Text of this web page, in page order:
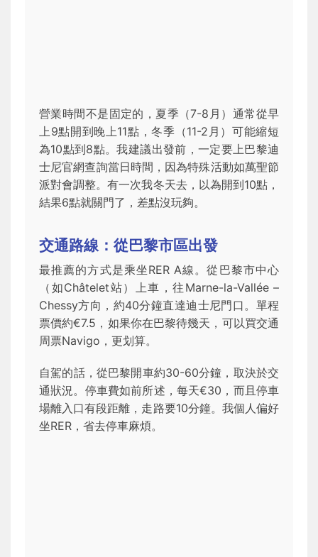
營業時間不是固定的，夏季（7-8月）通常從早
上9點開到晚上11點，冬季（11-2月）可能縮短
為10點到8點。我建議出發前，一定要上巴黎迪
士尼官網查詢當日時間，因為特殊活動如萬聖節
派對會調整。有一次我冬天去，以為開到10點，
結果6點就關門了，差點沒玩夠。
交通路線：從巴黎市區出發
最推薦的方式是乘坐RER A線。從巴黎市中心
（如Châtelet站）上車，往Marne-la-Vallée –
Chessy方向，約40分鐘直達迪士尼門口。單程
票價約€7.5，如果你在巴黎待幾天，可以買交通
周票Navigo，更划算。
自駕的話，從巴黎開車約30-60分鐘，取決於交
通狀況。停車費如前所述，每天€30，而且停車
場離入口有段距離，走路要10分鐘。我個人偏好
坐RER，省去停車麻煩。